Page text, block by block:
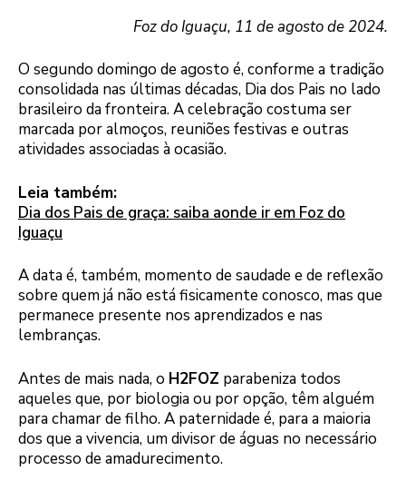
Foz do Iguaçu, 11 de agosto de 2024.
O segundo domingo de agosto é, conforme a tradição
consolidada nas últimas décadas, Dia dos Pais no lado
brasileiro da fronteira. A celebração costuma ser
marcada por almoços, reuniões festivas e outras
atividades associadas à ocasião.
Leia também:
Dia dos Pais de graça: saiba aonde ir em Foz do
Iguaçu
A data é, também, momento de saudade e de reflexão
sobre quem já não está fisicamente conosco, mas que
permanece presente nos aprendizados e nas
lembranças.
Antes de mais nada, o H2FOZ parabeniza todos
aqueles que, por biologia ou por opção, têm alguém
para chamar de filho. A paternidade é, para a maioria
dos que a vivencia, um divisor de águas no necessário
processo de amadurecimento.